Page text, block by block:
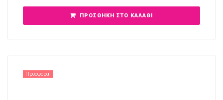
ΠΡΟΣΘΉΚΗ ΣΤΟ ΚΑΛΆΘΙ
Προσφορά!